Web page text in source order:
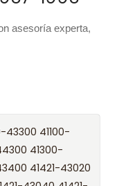
asesoría experta,
43300 41100-
41300-
41421-43020